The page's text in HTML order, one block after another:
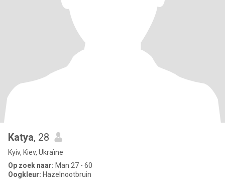
Katya, 28
Kyiv, Kiev, Ukraïne
Op zoek naar: Man 27 - 60
Oogkleur: Hazelnootbruin